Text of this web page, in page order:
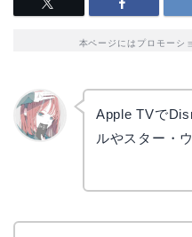
本ページにはプロモーシ
Apple TVで
ルやスター・